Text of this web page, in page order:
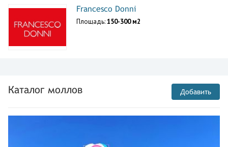
Francesco Donni
Площадь:150-300 м2
Каталог моллов Добавить